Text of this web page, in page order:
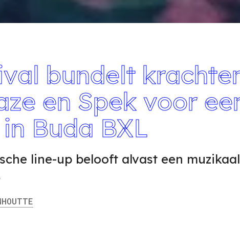
bundelt
en Spek voor
Buda BXL
line-up belooft alvast een muzikaal